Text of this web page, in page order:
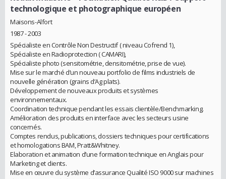
technologique et photographique européen
Maisons-Alfort
1987 - 2003
Spécialiste en Contrôle Non Destructif ( niveau Cofrend 1),
Spécialiste en Radioprotection ( CAMARI),
Spécialiste photo (sensitométrie, densitométrie, prise de vue).
Mise sur le marché d’un nouveau portfolio de films industriels de
nouvelle génération (grains d’Ag plats).
Développement de nouveaux produits et systèmes
environnementaux.
Coordination technique pendant les essais clientèle/Benchmarking.
Amélioration des produits en interface avec les secteurs usine
concernés.
Comptes rendus, publications, dossiers techniques pour certifications
et homologations BAM, Pratt&Whitney.
Elaboration et animation d’une formation technique en Anglais pour
Marketing et clients.
Mise en œuvre du système d’assurance Qualité ISO 9000 sur machines